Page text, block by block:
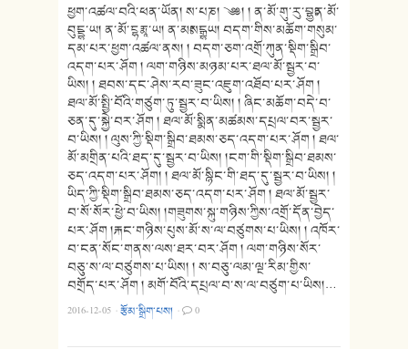
ཕྱག་འཚལ་བའི་ཕན་ཡོན། ས་པཎ། ༄༅། ། ན་མོ་གུ་རུ་བྷྱཿན་མོ་
བུངྔྷ་ཡ། ན་མོ་ངྷརྨཱ་ཡ། ན་མཿསངྒྷཡ། བདག་གིས་མཆོག་གསུམ་
དམ་པར་ཕྱག་འཚལ་ནས། ། བདག་ཅག་འགྲོ་ཀུན་སྡིག་སྒྲིབ་
འདག་པར་ཤོག ། ལག་གཉིས་མཉམ་པར་ཐལ་མོ་སྦྱར་བ་
ཡིས། ། ཐབས་དང་ཤེས་རབ་ཟུང་འཇུག་འཐོབ་པར་ཤོག །
ཐལ་མོ་སྤྱི་བོའི་གཙུག་ཏུ་སྦྱར་བ་ཡིས། ། ཞིང་མཆོག་བདེ་བ་
ཅན་དུ་སྐྱེ་བར་ཤོག ། ཐལ་མོ་སྨིན་མཚམས་དཔྲལ་བར་སྦྱར་
བ་ཡིས། ། ལུས་ཀྱི་སྡིག་སྒྲིབ་ཐམས་ཅད་འདག་པར་ཤོག ། ཐལ་
མོ་མགྲིན་པའི་ཐད་དུ་སྦྱར་བ་ཡིས། །ངག་གི་སྡིག་སྒྲིབ་ཐམས་
ཅད་འདག་པར་ཤོག། ། ཐལ་མོ་སྙིང་གི་ཐད་དུ་སྦྱར་བ་ཡིས། །
ཡིད་ཀྱི་སྡིག་སྒྲིབ་ཐམས་ཅད་འདག་པར་ཤོག ། ཐལ་མོ་སྦྱར་
བ་སོ་སོར་ཕྱེ་བ་ཡིས། །གཟུགས་སྐུ་གཉིས་ཀྱིས་འགྲོ་དོན་བྱེད་
པར་ཤོག །རྐང་གཉིས་པུས་མོ་ས་ལ་བཙུགས་པ་ཡིས། ། འཁོར་
བ་ངན་སོང་གནས་ལས་ཐར་བར་ཤོག ། ལག་གཉིས་སོར་
བཅུ་ས་ལ་བཙུགས་པ་ཡིས། ། ས་བཅུ་ལམ་ལྔ་རིམ་གྱིས་
བགྲོད་པར་ཤོག ། མགོ་བོའི་དཔྲལ་བ་ས་ལ་བཙུག་པ་ཡིས།…
2016-12-05 ·རྩོམ་སྒྲིག་པས། · 0